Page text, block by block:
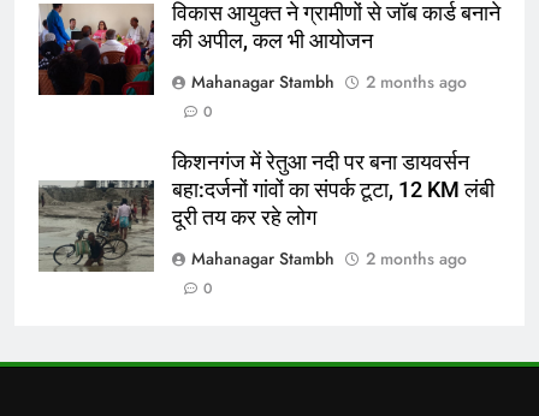
विकास आयुक्त ने ग्रामीणों से जॉब कार्ड बनाने
की अपील, कल भी आयोजन
Mahanagar Stambh
2 months ago
0
किशनगंज में रेतुआ नदी पर बना डायवर्सन
बहा:दर्जनों गांवों का संपर्क टूटा, 12 KM लंबी
दूरी तय कर रहे लोग
Mahanagar Stambh
2 months ago
0
2
याददाश्त
3
पाकिस्तान में सेना की चौकी पर आत्मघाती
आतंकी हमला, 27 की मौत
पाकिस्तान